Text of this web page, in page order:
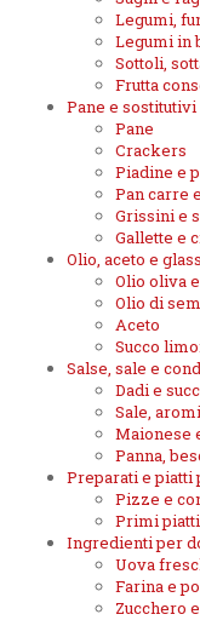
Legumi,
Legumi in
Sottoli,
Frutta
Pane e sostitutivi
Pane
Crackers
Piadine e
Pan carre
Grissini e
Gallette e
Olio, aceto e
Olio oliva
Olio di
Aceto
Succo
Salse, sale e
Dadi e
Sale,
Maionese
Panna,
Preparati e piatti
Pizze e
Primi
Ingredienti per
Uova
Farina e
Zucchero